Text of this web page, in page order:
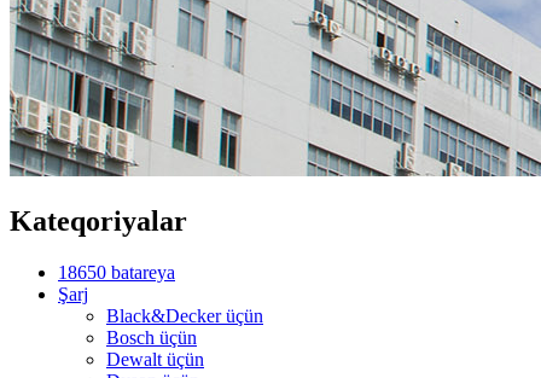
Kateqoriyalar
18650 batareya
Şarj
Black&Decker üçün
Bosch üçün
Dewalt üçün